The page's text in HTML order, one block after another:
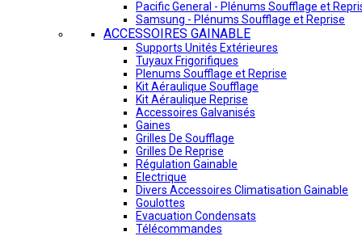
Pacific General - Plénums Soufflage et
Samsung - Plénums Soufflage et Reprise
ACCESSOIRES GAINABLE
Supports Unités Extérieures
Tuyaux Frigorifiques
Plenums Soufflage et Reprise
Kit Aéraulique Soufflage
Kit Aéraulique Reprise
Accessoires Galvanisés
Gaines
Grilles De Soufflage
Grilles De Reprise
Régulation Gainable
Electrique
Divers Accessoires Climatisation Gainable
Goulottes
Evacuation Condensats
Télécommandes